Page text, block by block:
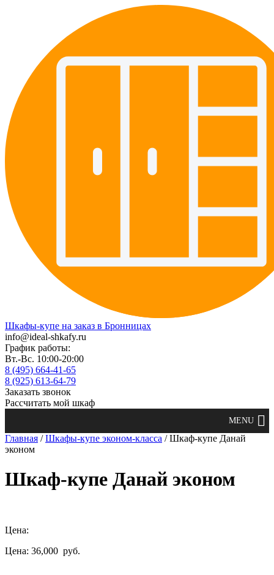
Шкафы-купе на заказ в Бронницах
info@ideal-shkafy.ru
График работы:
Вт.-Вс. 10:00-20:00
8 (495) 664-41-65
8 (925) 613-64-79
Заказать звонок
Рассчитать мой шкаф
Главная /Шкафы-купе эконом-класса / Шкаф-купе Данай
эконом
Шкаф-купе Данай эконом
Цена:
Цена: 36,000 руб.